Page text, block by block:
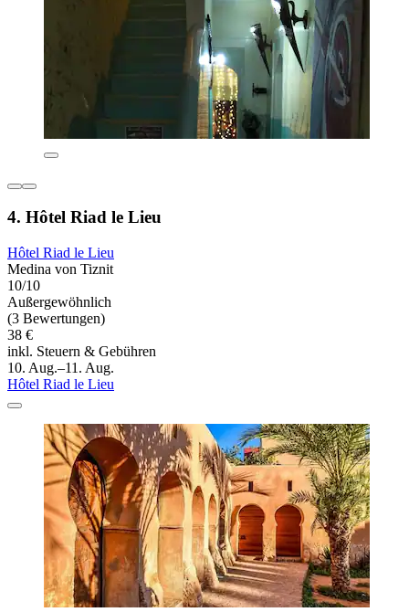
4. Hôtel Riad le Lieu
Hôtel Riad le Lieu
Medina von Tiznit
10/10
Außergewöhnlich
(3 Bewertungen)
38 €
inkl. Steuern & Gebühren
10. Aug.–11. Aug.
Hôtel Riad le Lieu